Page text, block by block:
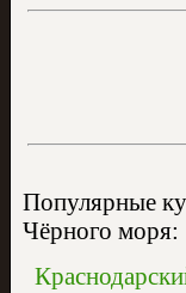
Популярные
Чёрного моря: